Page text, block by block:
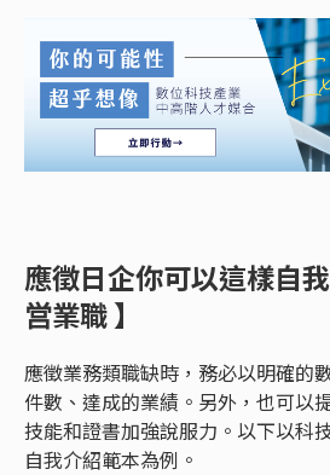
應徵日企你可以這樣自
営業職 】
應徵業務類職缺時，務必以明確的
件數、達成的業績。另外，也可以
技能和證書加強說服力。以下以科
自我介紹範本為例。